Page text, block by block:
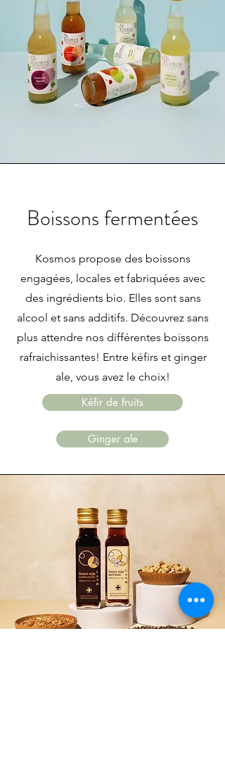
Boissons fermentées
Kosmos propose des boissons
engagées, locales et fabriquées avec
des ingrédients bio. Elles sont sans
alcool et sans additifs. Découvrez sans
plus attendre nos différentes boissons
rafraichissantes! Entre kéfirs et ginger
ale, vous avez le choix!
Kéfir de fruits
Ginger ale